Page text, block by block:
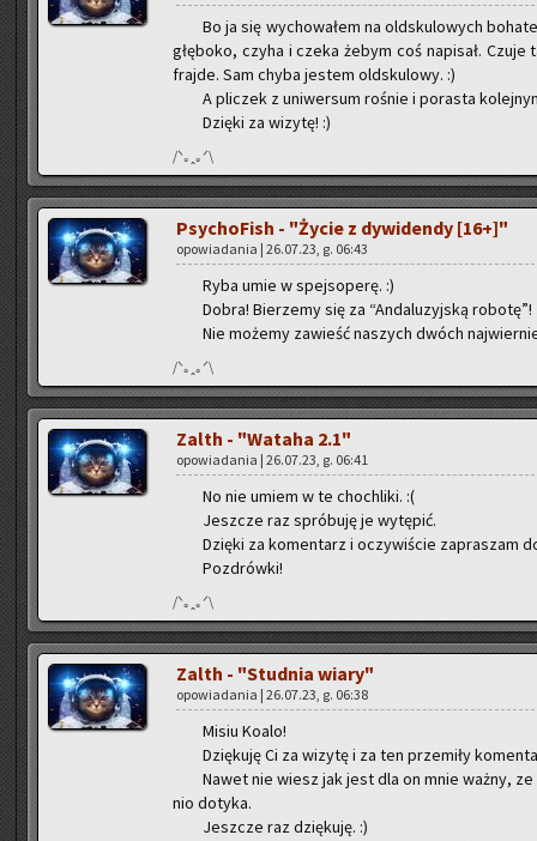
Bo ja się wy­cho­wa­łem na old­sku­lo­wych
głę­bo­ko, czyha i czeka żebym coś na­pi­sał.
fraj­de. Sam chyba je­stem old­sku­lo­wy. :)
A pli­czek z uni­wer­sum ro­śnie i po­ra­sta
Dzię­ki za wi­zy­tę! :)
/ᐠ｡ꞈ｡ᐟ\
Psy­cho­Fish - "Życie z dy­wi­den­dy [16+]"
opo­wia­da­nia | 26.07.23, g. 06:43
Ryba umie w spej­so­pe­rę. :)
Dobra! Bie­rze­my się za “An­da­lu­zyj­ską ro­bo­tę”!
Nie mo­że­my za­wieść na­szych dwóch
/ᐠ｡ꞈ｡ᐟ\
Zalth - "Wa­ta­ha 2.1"
opo­wia­da­nia | 26.07.23, g. 06:41
No nie umiem w te cho­chli­ki. :(
Jesz­cze raz spró­bu­ję je wy­tę­pić.
Dzię­ki za ko­men­tarz i oczy­wi­ście za­pra­szam
Po­zdrów­ki!
/ᐠ｡ꞈ｡ᐟ\
Zalth - "Stud­nia wiary"
opo­wia­da­nia | 26.07.23, g. 06:38
Misiu Koalo!
Dzię­ku­ję Ci za wi­zy­tę i za ten prze­mi­ły
Nawet nie wiesz jak jest dla on mnie ważny,
nio do­ty­ka.
Jesz­cze raz dzię­ku­ję. :)